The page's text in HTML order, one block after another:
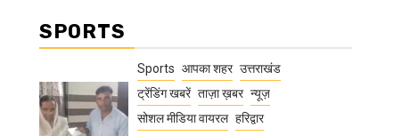
SPORTS
Sports आपका शहर उत्तराखंड
ट्रेंडिंग खबरें ताज़ा ख़बर न्यूज़
सोशल मीडिया वायरल हरिद्वार